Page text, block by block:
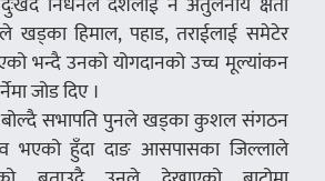
खड्का हिमाल, पहाड, तराईलाई समेटेर
भन्दै उनको योगदानको उच्च मूल्यांकन
जोड दिए ।
बोल्दै सभापति पुनले खड्का कुशल संगठन
भएको हुँदा दाङ आसपासका जिल्लाले